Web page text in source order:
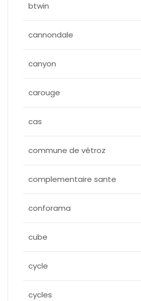
btwin
cannondale
canyon
carouge
cas
commune de vétroz
complementaire sante
conforama
cube
cycle
cycles